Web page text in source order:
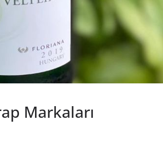
Markaları